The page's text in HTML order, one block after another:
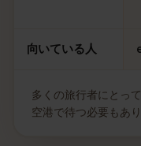
向いている人
多くの旅行者にとっ
空港で待つ必要もあり